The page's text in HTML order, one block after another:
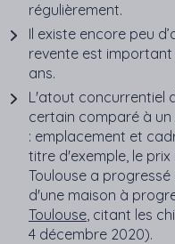
régulièrement.
Il existe encore peu
revente est important
ans.
L'atout concurrentiel
certain comparé à
: emplacement et
titre d'exemple, le
Toulouse a progressé
d'une maison à
Toulouse, citant les
4 décembre 2020).